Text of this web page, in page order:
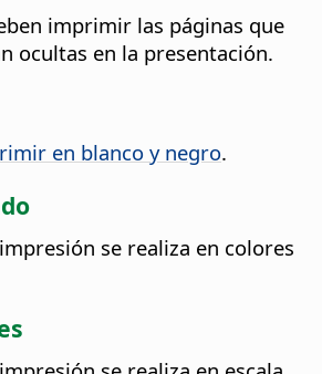
imprimir las páginas que
ocultas en la presentación.
en blanco y negro.
se realiza en colores